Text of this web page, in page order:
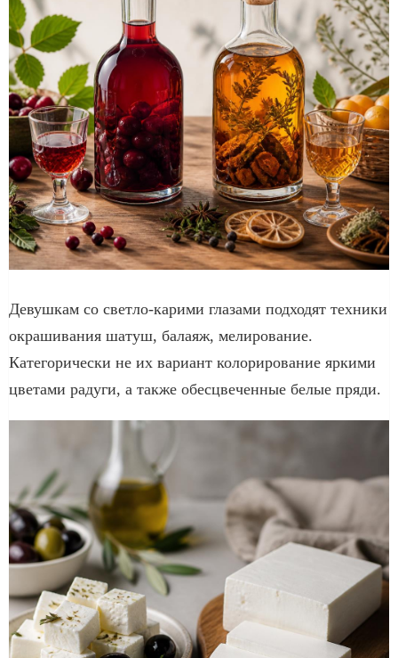
Девушкам со светло-карими глазами подходят техники
окрашивания шатуш, балаяж, мелирование.
Категорически не их вариант колорирование яркими
цветами радуги, а также обесцвеченные белые пряди.